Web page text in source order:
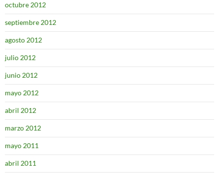
octubre 2012
septiembre 2012
agosto 2012
julio 2012
junio 2012
mayo 2012
abril 2012
marzo 2012
mayo 2011
abril 2011